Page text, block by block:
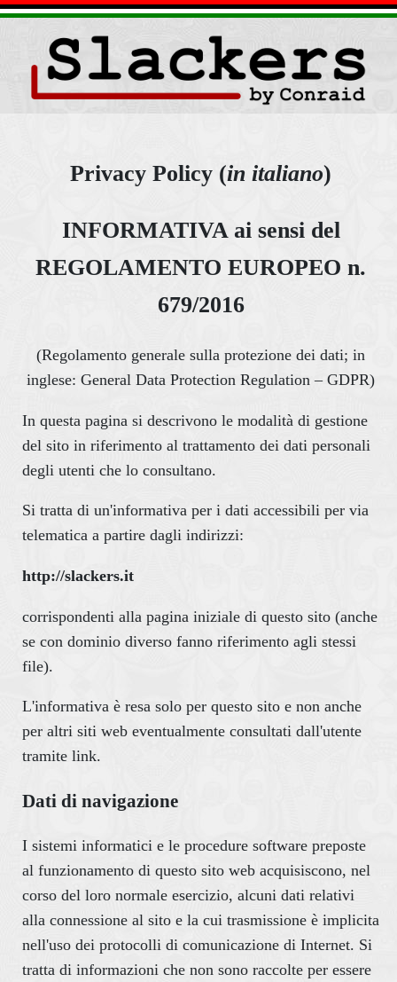
Privacy Policy (in italiano)
INFORMATIVA ai sensi del
REGOLAMENTO EUROPEO n.
679/2016
(Regolamento generale sulla protezione dei dati; in
inglese: General Data Protection Regulation – GDPR)
In questa pagina si descrivono le modalità di gestione
del sito in riferimento al trattamento dei dati personali
degli utenti che lo consultano.
Si tratta di un'informativa per i dati accessibili per via
telematica a partire dagli indirizzi:
http://slackers.it
corrispondenti alla pagina iniziale di questo sito (anche
se con dominio diverso fanno riferimento agli stessi
file).
L'informativa è resa solo per questo sito e non anche
per altri siti web eventualmente consultati dall'utente
tramite link.
Dati di navigazione
I sistemi informatici e le procedure software preposte
al funzionamento di questo sito web acquisiscono, nel
corso del loro normale esercizio, alcuni dati relativi
alla connessione al sito e la cui trasmissione è implicita
nell'uso dei protocolli di comunicazione di Internet. Si
tratta di informazioni che non sono raccolte per essere